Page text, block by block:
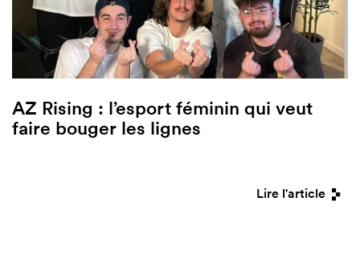
AZ Rising : l’esport féminin qui veut
faire bouger les lignes
Lire l'article